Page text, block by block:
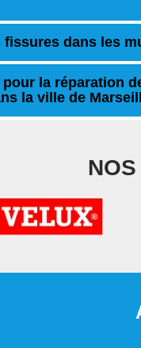
fissures dans les
la réparation
la ville de